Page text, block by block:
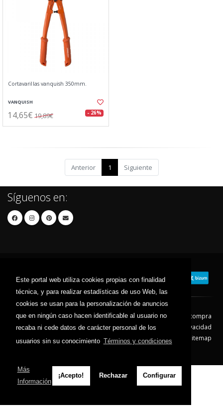
Este portal web utiliza cookies propias con finalidad
técnica, y para realizar estadísticas de uso Web, las
cookies se usan para la personalización de anuncios
que en ningún caso hacen identificable al usuario no
recaba ni cede datos de carácter personal de los
usuarios sin su conocimiento Términos y condiciones
Más
Información
¡Acepto! Rechazar Configurar
Cortavarillas vanquish 350mm.
VANQUISH
14,65€ 19,89€ - 26%
Anterior 1 Siguiente
Síguenos en:
Contacto Aviso Legal
Condiciones de compra
Política de envíos
Política de devolución
Política de Privacidad
Política de Cookies
Sitemap